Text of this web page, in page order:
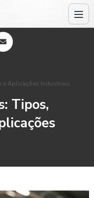
e Aplicações Industriais
Tipos,